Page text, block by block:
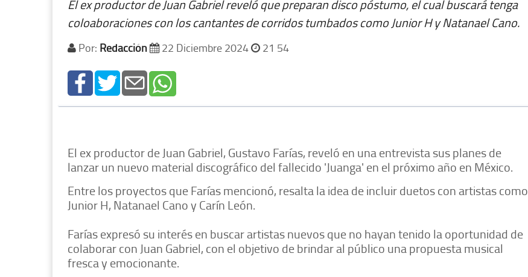
El ex productor de Juan Gabriel reveló que preparan disco póstumo, el cual buscará tenga
coloaboraciones con los cantantes de corridos tumbados como Junior H y Natanael Cano.
Por: Redacción 22 Diciembre 2024 21 54
El ex productor de Juan Gabriel, Gustavo Farías, reveló en una entrevista sus planes de
lanzar un nuevo material discográfico del fallecido 'Juanga' en el próximo año en México.
Entre los proyectos que Farías mencionó, resalta la idea de incluir duetos con artistas como
Junior H, Natanael Cano y Carín León.
Farías expresó su interés en buscar artistas nuevos que no hayan tenido la oportunidad de
colaborar con Juan Gabriel, con el objetivo de brindar al público una propuesta musical
fresca y emocionante.